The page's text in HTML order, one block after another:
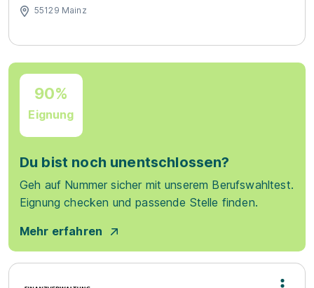
55129 Mainz
90%
Eignung
Du bist noch unentschlossen?
Geh auf Nummer sicher mit unserem Berufswahltest.
Eignung checken und passende Stelle finden.
Mehr erfahren